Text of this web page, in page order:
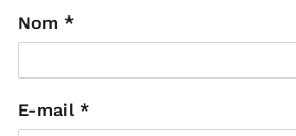
Nom *
E-mail *